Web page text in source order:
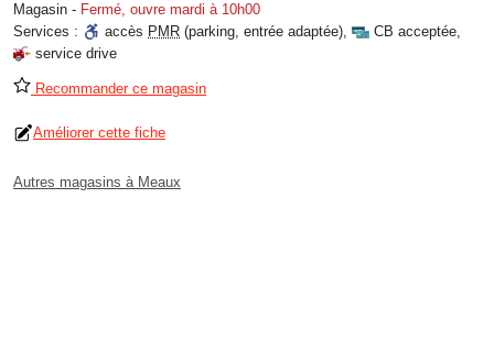
Magasin - Fermé, ouvre mardi à 10h00
Services :
accès PMR (parking, entrée adaptée), CB acceptée,
service drive
Recommander ce magasin
Améliorer cette fiche
Autres magasins à Meaux